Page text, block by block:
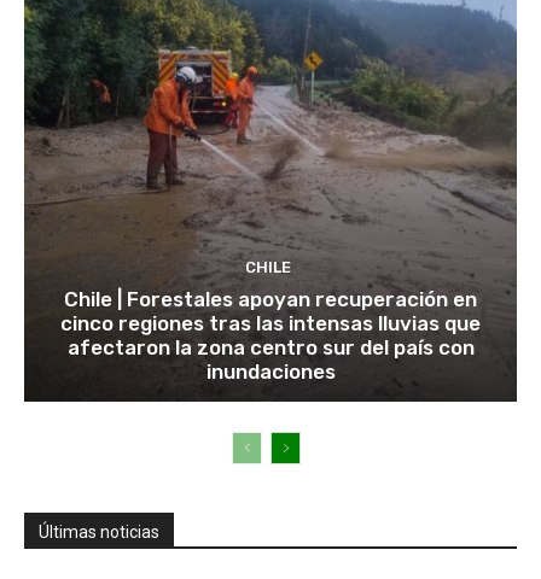
CHILE
Chile | Forestales apoyan recuperación en
cinco regiones tras las intensas lluvias que
afectaron la zona centro sur del país con
inundaciones
Últimas noticias